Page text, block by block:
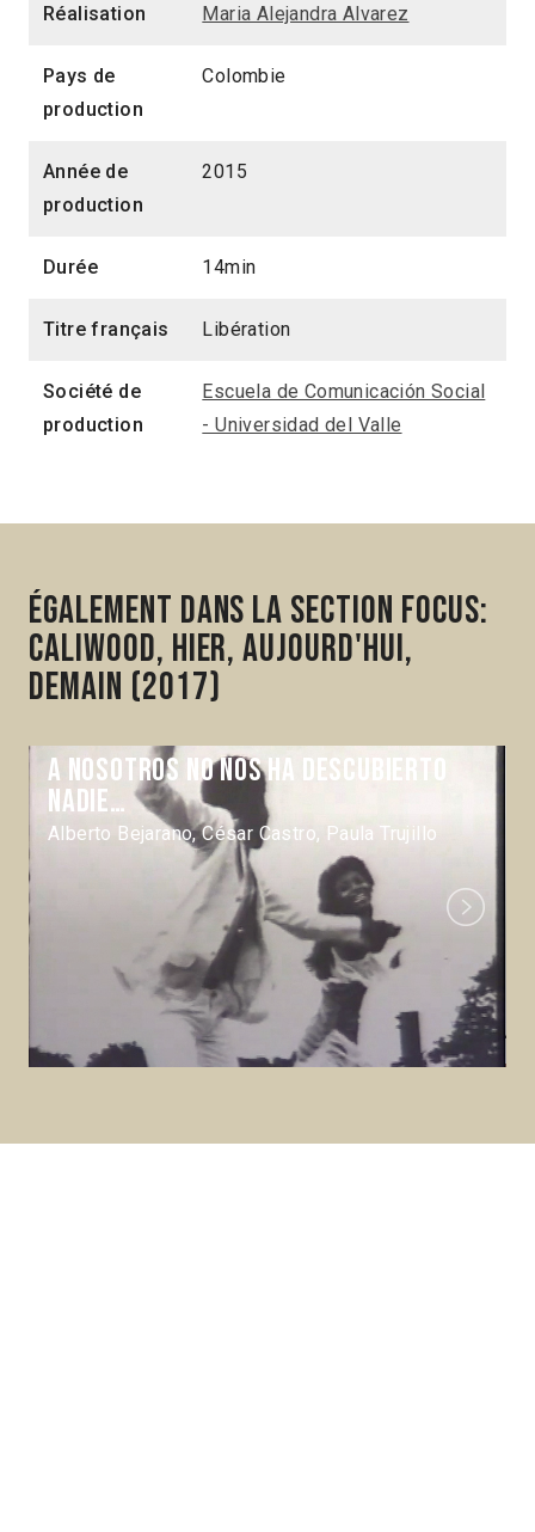
2017 > Séances spéciales
Réalisation Maria Alejandra Alvarez
Pays de
production
Colombie
Année de
production
2015
Durée 14min
Titre français Libération
Société de
production
Escuela de Comunicación Social
- Universidad del Valle
Également dans la section Focus:
Caliwood, hier, aujourd'hui,
demain (2017)
A nosotros no nos ha descubierto
nadie…
Alberto Bejarano, César Castro, Paula Trujillo
Next